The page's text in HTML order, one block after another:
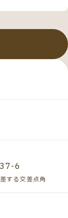
代や自動車税
までお選びいた
。
6
する交差点角